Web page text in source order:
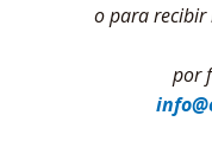
o para recibir
por